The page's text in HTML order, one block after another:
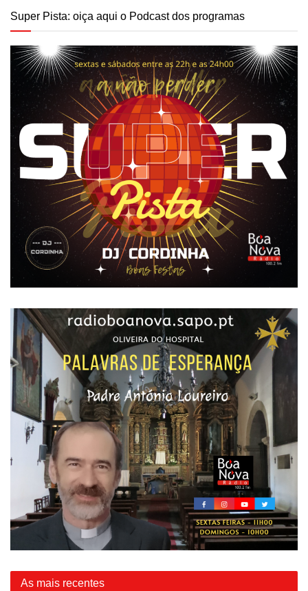
Super Pista: oiça aqui o Podcast dos programas
As mais recentes